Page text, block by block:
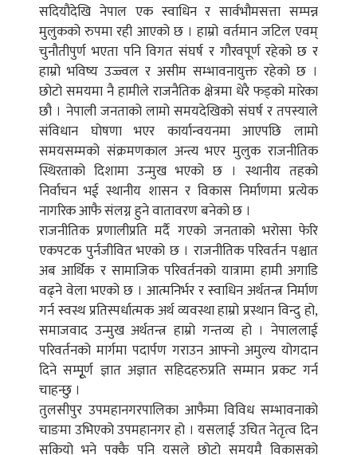
सदियौदेखि नेपाल एक स्वाधिन र सार्वभौमसत्ता सम्पन्न
मुलुकको रुपमा रही आएको छ । हाम्रो वर्तमान जटिल एवम्
चुनौतीपुर्ण भएता पनि विगत संघर्ष र गौरवपूर्ण रहेको छ र
हाम्रो भविष्य उज्ज्वल र असीम सम्भावनायुक्त रहेको छ ।
छोटो समयमा नै हामीले राजनैतिक क्षेत्रमा धेरै फड्को मारेका
छौ । नेपाली जनताको लामो समयदेखिको संघर्ष र तपस्याले
संविधान घोषणा भएर कार्यान्वयनमा आएपछि लामो
समयसम्मको संक्रमणकाल अन्त्य भएर मुलुक राजनीतिक
स्थिरताको दिशामा उन्मुख भएको छ । स्थानीय तहको
निर्वाचन भई स्थानीय शासन र विकास निर्माणमा प्रत्येक
नागरिक आफै संलग्न हुने वातावरण बनेको छ ।
राजनीतिक प्रणालीप्रति मर्दै गएको जनताको भरोसा फेरि
एकपटक पुर्नजीवित भएको छ । राजनीतिक परिवर्तन पश्चात
अब आर्थिक र सामाजिक परिवर्तनको यात्रामा हामी अगाडि
वढ्ने वेला भएको छ । आत्मनिर्भर र स्वाधिन अर्थतन्त्र निर्माण
गर्न स्वस्थ प्रतिस्पर्धात्मक अर्थ व्यवस्था हाम्रो प्रस्थान विन्दु हो,
समाजवाद उन्मुख अर्थतन्त्र हाम्रो गन्तव्य हो । नेपाललाई
परिवर्तनको मार्गमा पदार्पण गराउन आफ्नो अमुल्य योगदान
दिने सम्पूृर्ण ज्ञात अज्ञात सहिदहरुप्रति सम्मान प्रकट गर्न
चाहन्छु ।
तुलसीपुर उपमहानगरपालिका आफैमा विविध सम्भावनाको
चाङमा उभिएको उपमहानगर हो । यसलाई उचित नेतृत्व दिन
सकियो भने पक्कै पनि यसले छोटो समयमै विकासको